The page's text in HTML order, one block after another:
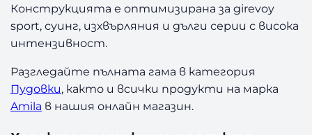
у
д
о
к
а
A
m
i
Конструкцията е оптимизирана за girevoy
sport, суинг, изхвърляния и дълги серии с висока
интензивност.
Разгледайте пълната гама в категория
Пудовки, както и всички продукти на марка
Amila в нашия онлайн магазин.